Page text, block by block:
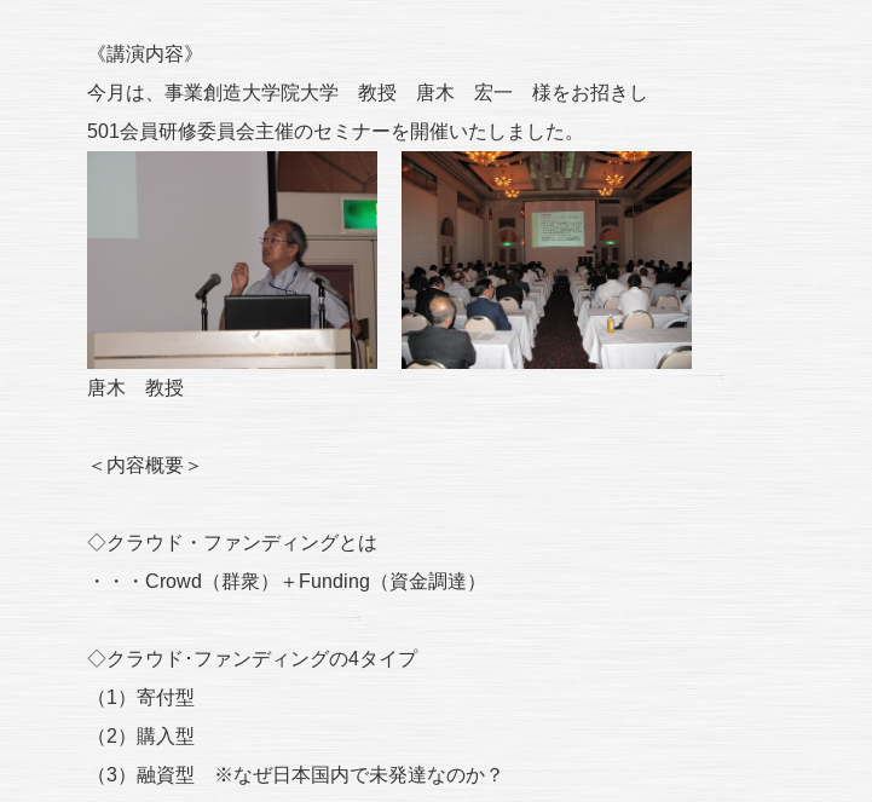
《講演内容》
今月は、事業創造大学院大学 教授 唐木 宏一 様をお招きし
501会員研修委員会主催のセミナーを開催いたしました。
唐木 教授
＜内容概要＞
◇クラウド・ファンディングとは
・・・Crowd（群衆）＋Funding（資金調達）
◇クラウド･ファンディングの4タイプ
（1）寄付型
（2）購入型
（3）融資型 ※なぜ日本国内で未発達なのか？